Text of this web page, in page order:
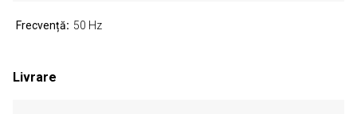
Frecvență 50 Hz
Livrare